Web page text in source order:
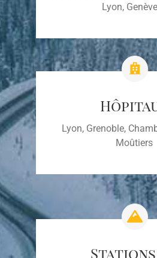
Lyon,
Lyon, Grenoble,
Moûtiers